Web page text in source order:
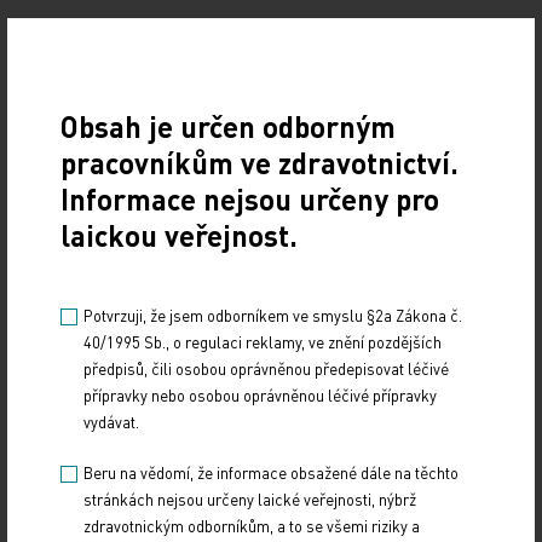
and its Impact on Asthma) – expertní skupina
vydávající doporučené postupy pro léčbu alergické
rýmy, nejprve v roce 2020 sdělením, že kombinace
nosního kortikosteroidu a azelastinu patří
samotný nosní kortikosteroid, a jak ukazují
i výsledky studie, také rychlejší. Následně ARIA
vydala v souladu s novým dělením alergické rýmy
algoritmus doporučené léčby u neléčených
i léčených pacientů, kde jednoznačně (na základě
stupně VAS) figuruje kombinace nosního spreje AH
Obsah je určen odborným
pracovníkům ve zdravotnictví.
Informace nejsou určeny pro
laickou veřejnost.
Potvrzuji, že jsem odborníkem ve smyslu §2a Zákona č.
40/1995 Sb., o regulaci reklamy, ve znění pozdějších
předpisů, čili osobou oprávněnou předepisovat léčivé
přípravky nebo osobou oprávněnou léčivé přípravky
vydávat.
Beru na vědomí, že informace obsažené dále na těchto
stránkách nejsou určeny laické veřejnosti, nýbrž
zdravotnickým odborníkům, a to se všemi riziky a